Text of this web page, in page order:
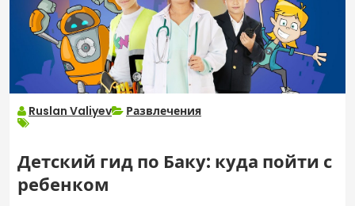
Ruslan Valiyev Развлечения
Детский гид по Баку: куда пойти с
ребенком